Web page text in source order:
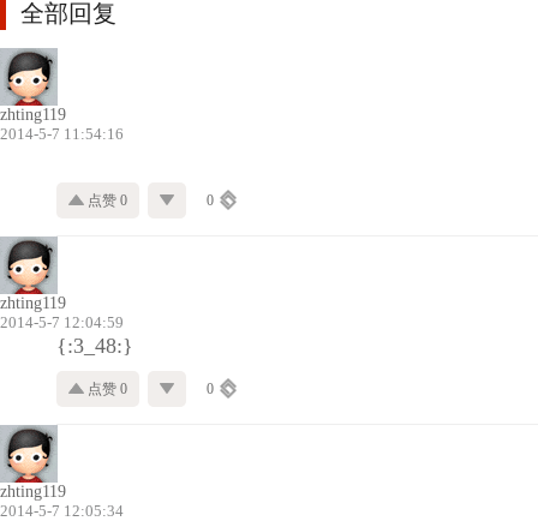
全部回复
zhting119
2014-5-7 11:54:16
点赞 0 0
zhting119
2014-5-7 12:04:59
{:3_48:}
点赞 0 0
zhting119
2014-5-7 12:05:34